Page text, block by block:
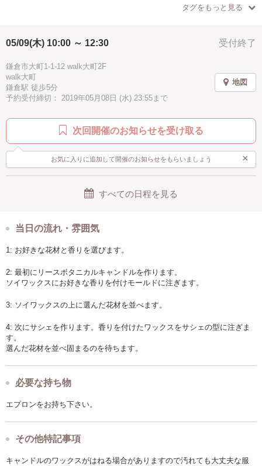
タグをもっと見る
受付終了
05/09(木) 10:00 ～ 12:30
鎌倉市大町1-1-12 walk大町2F
walk大町
鎌倉駅 徒歩5分
予約受付締切： 2019年05月08日 (水) 23:55まで
地図
次回開催のお知らせを受け取る
お気に入りに追加して開催のお知らせをもらいましょう ×
すべての日程を見る
当日の流れ・雰囲気
1: お好きな花材と香りを選びます。
2: 最初にリースボタニカルキャンドルを作ります。
ソイワックスにお好きな香りを付けモールドに注ぎます。
3: ソイワックスの上に選んだ花材を並べます。
4: 次にサシェを作ります。香りを付けたワックスをサシェの型に注ぎま
す。
選んだ花材を並べ固まるのを待ちます。
必要な持ち物
エプロンをお持ち下さい。
その他特記事項
キャンドルのワックスがはねる場合がありますので汚れても大丈夫な服